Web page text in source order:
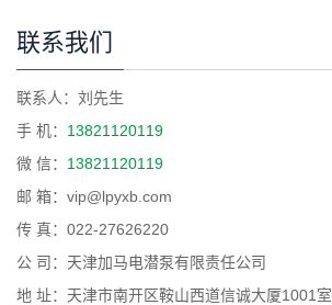
联系我们
联系人：刘先生
手 机： 13821120119
微 信： 13821120119
邮 箱：vip@lpyxb.com
传 真：022-27626220
公 司：天津加马电潜泵有限责任公司
地 址：天津市南开区鞍山西道信诚大厦1001室